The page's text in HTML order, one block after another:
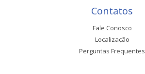
Contatos
Fale Conosco
Localização
Perguntas Frequentes